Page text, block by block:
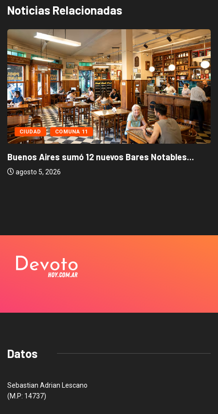
Noticias Relacionadas
CIUDAD COMUNA 11
Buenos Aires sumó 12 nuevos Bares Notables...
agosto 5, 2026
Datos
Sebastian Adrian Lescano
(M.P: 14737)